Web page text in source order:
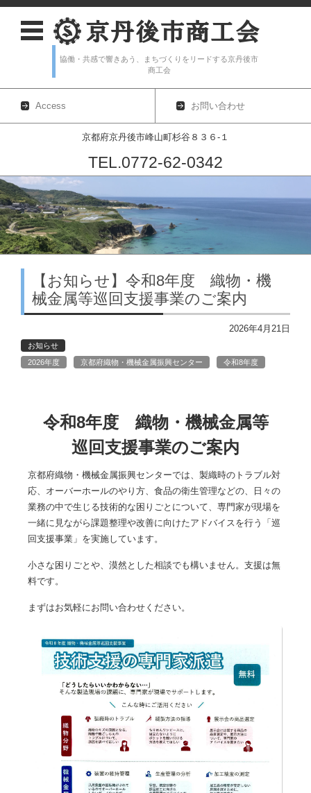
協働・共感で響きあう、まちづくりをリードする京丹後市
商工会
Access お問い合わせ
京都府京丹後市峰山町杉谷８３６-１
TEL.0772-62-0342
コンテンツに移動
【お知らせ】令和8年度 織物・機
械金属等巡回支援事業のご案内
2026年4月21日
お知らせ
2026年度
京都府織物・機械金属振興センター 令和8年度
令和8年度 織物・機械金属等
巡回支援事業のご案内
京都府織物・機械金属振興センターでは、製織時のトラブル対
応、オーバーホールのやり方、食品の衛生管理などの、日々の
業務の中で生じる技術的な困りごとについて、専門家が現場を
一緒に見ながら課題整理や改善に向けたアドバイスを行う「巡
回支援事業」を実施しています。
小さな困りごとや、漠然とした相談でも構いません。支援は無
料です。
まずはお気軽にお問い合わせください。